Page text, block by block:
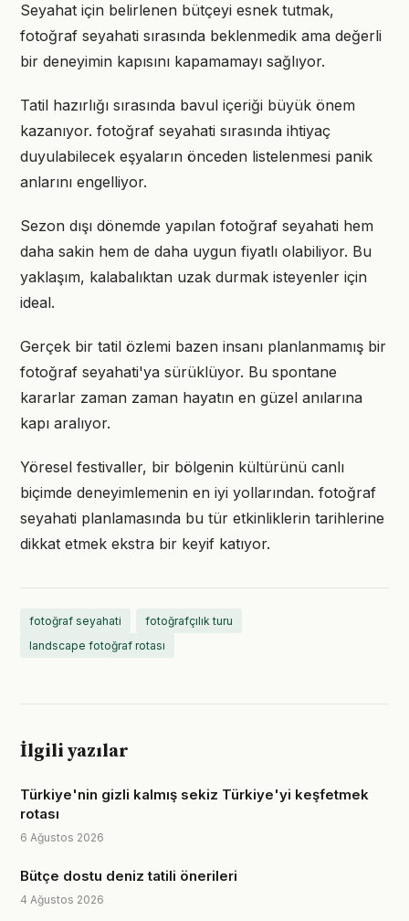
Seyahat için belirlenen bütçeyi esnek tutmak,
fotoğraf seyahati sırasında beklenmedik ama değerli
bir deneyimin kapısını kapamamayı sağlıyor.
Tatil hazırlığı sırasında bavul içeriği büyük önem
kazanıyor. fotoğraf seyahati sırasında ihtiyaç
duyulabilecek eşyaların önceden listelenmesi panik
anlarını engelliyor.
Sezon dışı dönemde yapılan fotoğraf seyahati hem
daha sakin hem de daha uygun fiyatlı olabiliyor. Bu
yaklaşım, kalabalıktan uzak durmak isteyenler için
ideal.
Gerçek bir tatil özlemi bazen insanı planlanmamış bir
fotoğraf seyahati'ya sürüklüyor. Bu spontane
kararlar zaman zaman hayatın en güzel anılarına
kapı aralıyor.
Yöresel festivaller, bir bölgenin kültürünü canlı
biçimde deneyimlemenin en iyi yollarından. fotoğraf
seyahati planlamasında bu tür etkinliklerin tarihlerine
dikkat etmek ekstra bir keyif katıyor.
fotoğraf seyahati
fotoğrafçılık turu
landscape fotoğraf rotası
İlgili yazılar
Türkiye'nin gizli kalmış sekiz Türkiye'yi keşfetmek
rotası
6 Ağustos 2026
Bütçe dostu deniz tatili önerileri
4 Ağustos 2026